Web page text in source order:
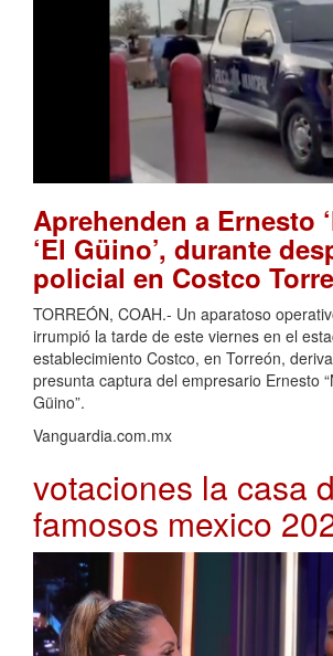
Aprehenden a Ernesto
‘El Güino’, durante
policial en Costco
TORREÓN, COAH.- Un aparatoso
irrumpió la tarde de este viernes en el
establecimiento Costco, en Torreón,
presunta captura del empresario Ernesto
Güino”.
Vanguardia.com.mx
votaciones la casa
famosos mexico